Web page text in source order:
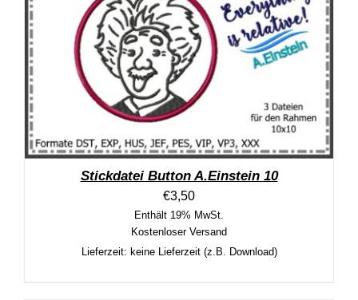
Stickdatei Button A.Einstein 10
€3,50
Enthält 19% MwSt.
Kostenloser Versand
Lieferzeit: keine Lieferzeit (z.B. Download)